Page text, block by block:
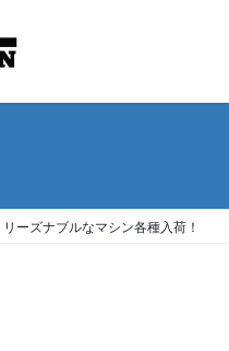
ーズナブルなマシン各種入荷！